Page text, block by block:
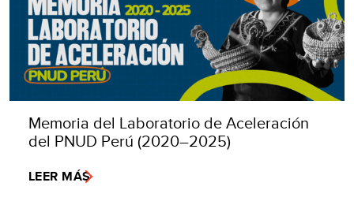
Memoria del Laboratorio de Aceleración
del PNUD Perú (2020–2025)
LEER MÁS